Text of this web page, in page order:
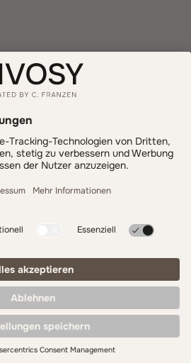
us!
Franzen GmbH & Co. KG. Alle
vorbehalten.